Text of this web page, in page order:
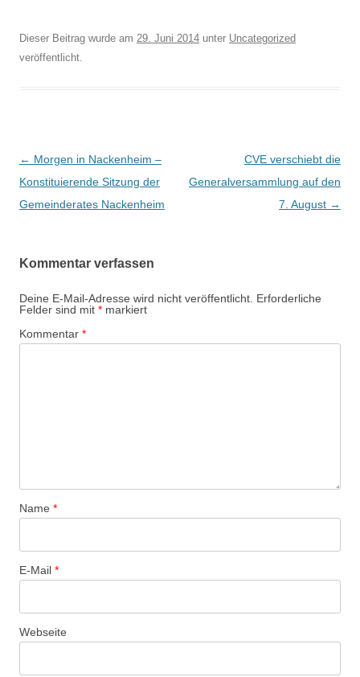
Dieser Beitrag wurde am 29. Juni 2014 unter Uncategorized
veröffentlicht.
Beitrags-
Navigation
← Morgen in Nackenheim –
Konstituierende Sitzung der
Gemeinderates Nackenheim
CVE verschiebt die
Generalversammlung auf den
7. August →
Kommentar verfassen
Deine E-Mail-Adresse wird nicht veröffentlicht. Erforderliche
Felder sind mit * markiert
Kommentar *
Name *
E-Mail *
Webseite